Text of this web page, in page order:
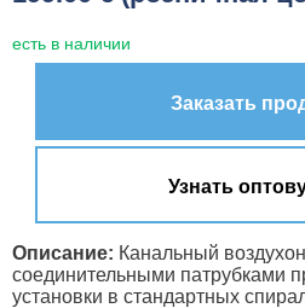
есть в наличии
Заказать
Узнать
Описание: Канальный
соединительными патрубками
установки в стандартных